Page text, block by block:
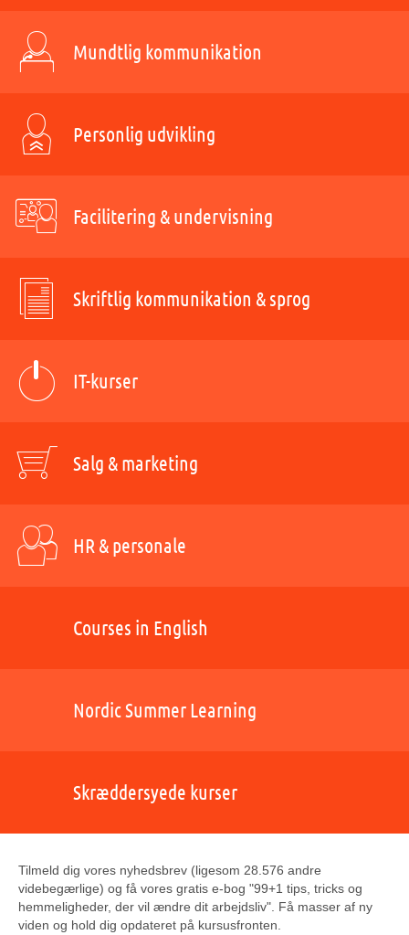
Mundtlig kommunikation
Personlig udvikling
Facilitering & undervisning
Skriftlig kommunikation & sprog
IT-kurser
Salg & marketing
HR & personale
Courses in English
Nordic Summer Learning
Skræddersyede kurser
Tilmeld dig vores nyhedsbrev (ligesom 28.576 andre
videbegærlige) og få vores gratis e-bog "99+1 tips, tricks og
hemmeligheder, der vil ændre dit arbejdsliv". Få masser af ny
viden og hold dig opdateret på kursusfronten.